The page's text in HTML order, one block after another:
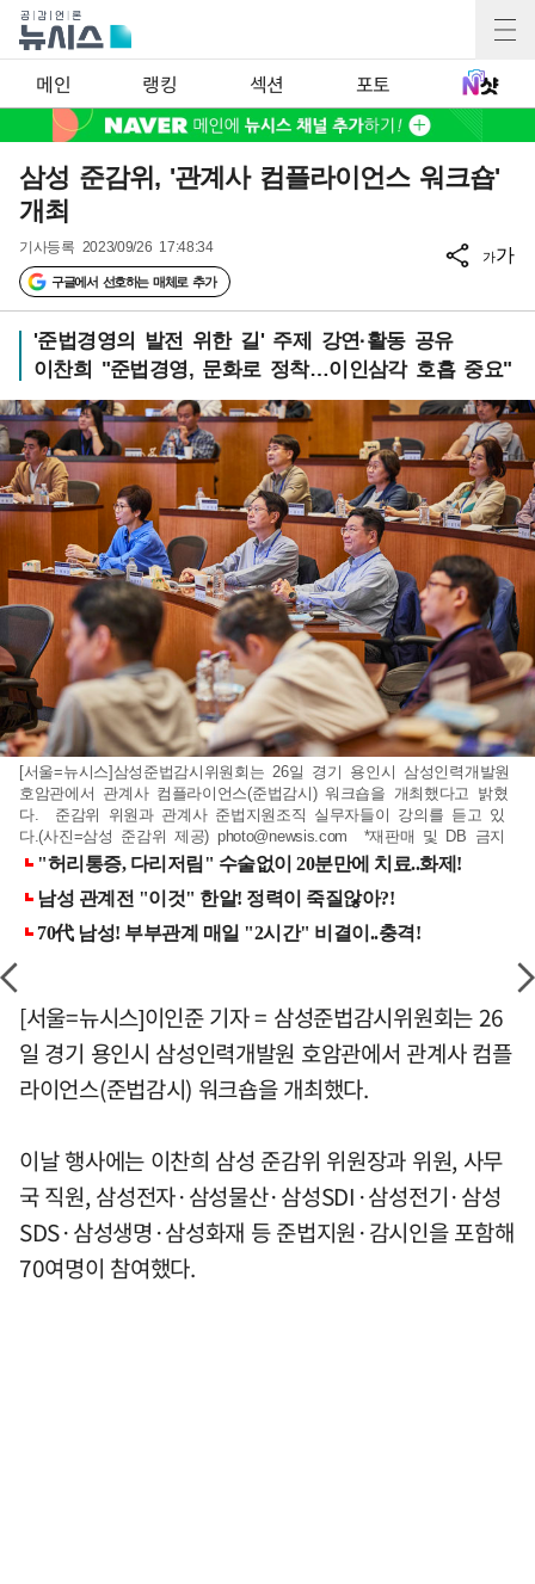
메인 랭킹 섹션 포토
삼성 준감위, '관계사 컴플라이언스 워크숍'
개최
기사등록 2023/09/26 17:48:34
구글에서 선호하는 매체로 추가
가가
'준법경영의 발전 위한 길' 주제 강연·활동 공유
이찬희 "준법경영, 문화로 정착…이인삼각 호흡 중요"
[서울=뉴시스]삼성준법감시위원회는 26일 경기 용인시 삼성인력개발원
호암관에서 관계사 컴플라이언스(준법감시) 워크숍을 개최했다고 밝혔
다. 준감위 위원과 관계사 준법지원조직 실무자들이 강의를 듣고 있
다.(사진=삼성 준감위 제공) photo@newsis.com *재판매 및 DB 금지
[서울=뉴시스]이인준 기자 = 삼성준법감시위원회는 26
일 경기 용인시 삼성인력개발원 호암관에서 관계사 컴플
라이언스(준법감시) 워크숍을 개최했다.
이날 행사에는 이찬희 삼성 준감위 위원장과 위원, 사무
국 직원, 삼성전자·삼성물산·삼성SDI·삼성전기·삼성
SDS·삼성생명·삼성화재 등 준법지원·감시인을 포함해
70여명이 참여했다.